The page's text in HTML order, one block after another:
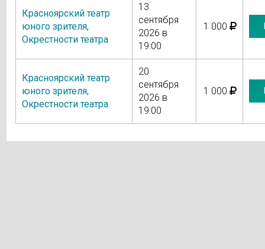
Красноярский театр
юного зрителя,
Окрестности театра
13
сентября
2026 в
19:00
1 000
Красноярский театр
юного зрителя,
Окрестности театра
20
сентября
2026 в
19:00
1 000